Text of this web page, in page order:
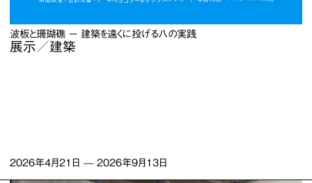
波板と珊瑚礁 ー 建築を遠くに投げる八の実践
展示／建築
2026年4月21日 — 2026年9月13日